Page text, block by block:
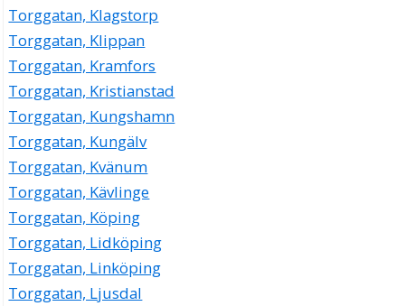
Torggatan, Klagstorp
Torggatan, Klippan
Torggatan, Kramfors
Torggatan, Kristianstad
Torggatan, Kungshamn
Torggatan, Kungälv
Torggatan, Kvänum
Torggatan, Kävlinge
Torggatan, Köping
Torggatan, Lidköping
Torggatan, Linköping
Torggatan, Ljusdal